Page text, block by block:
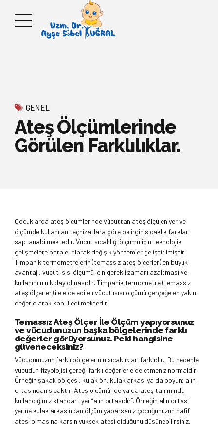
GENEL
Ateş Ölçümlerinde
Görülen Farklılıklar.
Çocuklarda ateş ölçümlerinde vücuttan ateş ölçülen yer ve
ölçümde kullanılan teçhizatlara göre belirgin sıcaklık farkları
saptanabilmektedir. Vücut sıcaklığı ölçümü için teknolojik
gelişmelere paralel olarak değişik yöntemler geliştirilmiştir.
Timpanik termometrelerin (temassız ateş ölçerler) en büyük
avantajı, vücut ısısı ölçümü için gerekli zamanı azaltması ve
kullanımının kolay olmasıdır. Timpanik termometre (temassız
ateş ölçerler) ile elde edilen vücut ısısı ölçümü gerçeğe en yakın
değer olarak kabul edilmektedir
Temassız Ateş Ölçer İle Ölçüm yapıyorsunuz
ve vücudunuzun başka bölgelerinde farklı
değerler görüyorsunuz. Peki hangisine
güveneceksiniz?
Vücudumuzun farklı bölgelerinin sıcaklıkları farklıdır. Bu nedenle
vücudun fizyolojisi gereği farklı değerler elde etmeniz normaldir.
Örneğin şakak bölgesi, kulak ön, kulak arkası ya da boyun; alın
ortasından sıcaktır. Ateş ölçümünde ya da ateş tanımında
kullandığımız standart yer “alın ortasıdır”. Örneğin alın ortası
yerine kulak arkasından ölçüm yaparsanız çocuğunuzun hafif
ateşi olmasına karşın yüksek ateşi olduğunu düşünebilirsiniz.